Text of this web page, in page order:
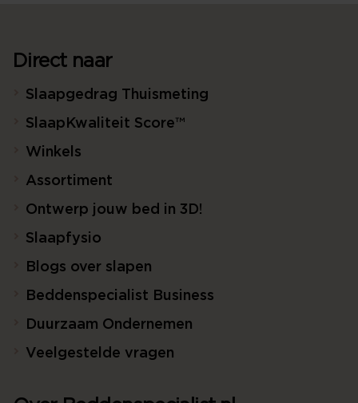
Direct naar
Slaapgedrag Thuismeting
SlaapKwaliteit Score™
Winkels
Assortiment
Ontwerp jouw bed in 3D!
Slaapfysio
Blogs over slapen
Beddenspecialist Business
Duurzaam Ondernemen
Veelgestelde vragen